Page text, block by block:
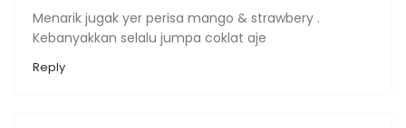
Menarik jugak yer perisa mango & strawbery .
Kebanyakkan selalu jumpa coklat aje
Reply